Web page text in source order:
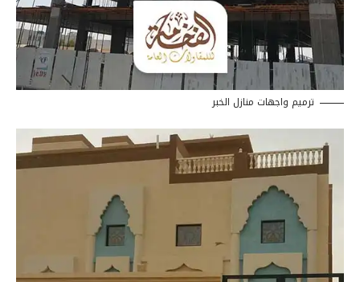
ترميم واجهات منازل الخبر